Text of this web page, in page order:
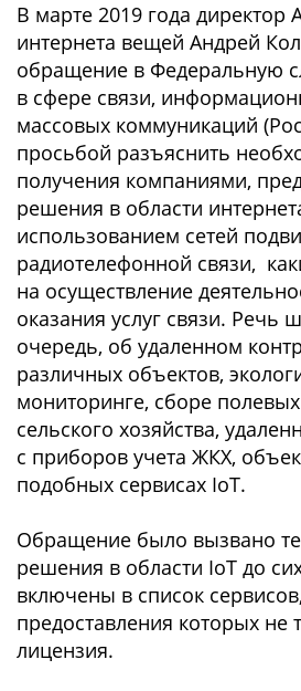
В марте 2019 года директор
интернета вещей Андрей
обращение в Федеральную
в сфере связи,
массовых коммуникаций
просьбой разъяснить
получения компаниями,
решения в области
использованием сетей
радиотелефонной связи,
на осуществление
оказания услуг связи. Речь
очередь, об удаленном
различных объектов,
мониторинге, сборе
сельского хозяйства,
с приборов учета ЖКХ,
подобных сервисах IoT.
Обращение было вызвано
решения в области IoT до
включены в список
предоставления которых не
лицензия.